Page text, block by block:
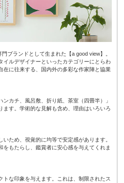
ブランドとして生まれた【a good view】。
イルデザイナーといったカテゴリーにとらわ
在に往来する、国内外の多彩な作家陣と協業
カチ、風呂敷、折り紙、茶室（四畳半）」
ます。学術的な見解も含め、理由はいろいろ
ため、視覚的に均等で安定感があります。
をもたらし、鑑賞者に安心感を与えてくれま
トな印象を与えます。これは、制限されたス